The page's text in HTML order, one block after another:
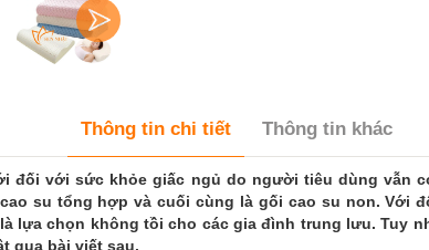
Thông tin chi tiết Thông tin khác
đối với sức khỏe giấc ngủ do người tiêu dùng vẫn
su tổng hợp và cuối cùng là gối cao su non. Với
lựa chọn không tồi cho các gia đình trung lưu. Tuy
qua bài viết sau.